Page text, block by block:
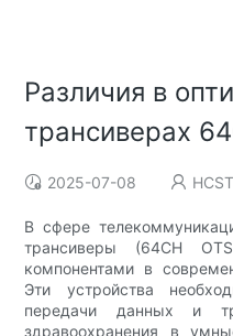
Различия в
трансиверах
2025-07-08
В сфере
трансиверы (64CH
компонентами в
Эти устройства
передачи данных и
здравоохранения в